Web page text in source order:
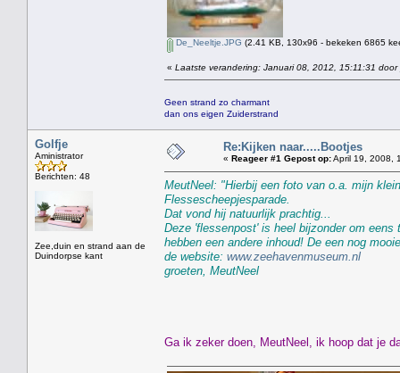
De_Neeltje.JPG (2.41 KB, 130x96 - bekeken 6865
« Laatste verandering: Januari 08, 2012, 15:11:31 door
Geen strand zo charmant
dan ons eigen Zuiderstrand
Golfje
Aministrator
Berichten: 48
Zee,duin en strand aan de
Duindorpse kant
Re:Kijken naar.....Bootjes
« Reageer #1 Gepost op:April 19, 2008,
MeutNeel: "Hierbij een foto van o.a. mijn
Flessescheepjesparade.
Dat vond hij natuurlijk prachtig...
Deze 'flessenpost' is heel bijzonder om
hebben een andere inhoud! De een nog
de website: www.zeehavenmuseum.nl
groeten, MeutNeel
Ga ik zeker doen, MeutNeel, ik hoop dat je